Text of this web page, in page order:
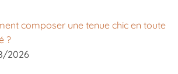
composer une tenue chic en toute
?
2026